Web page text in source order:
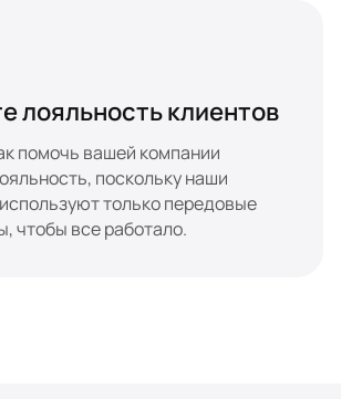
лояльность клиентов
помочь вашей компании
поскольку наши
только передовые
чтобы все работало.